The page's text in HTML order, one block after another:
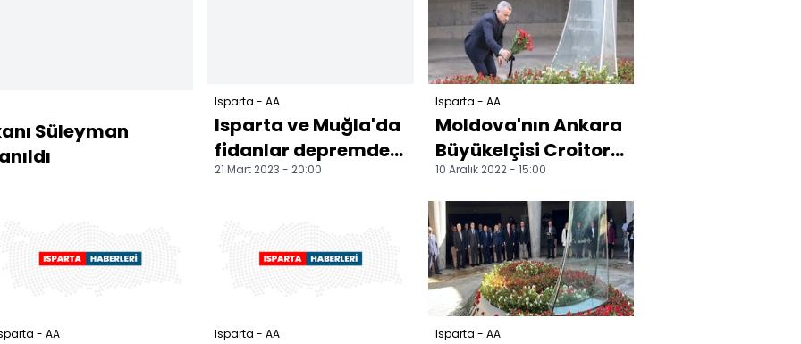
Süleyman
Isparta - AA
Isparta ve Muğla'da
fidanlar depremde
hayatını
21 Mart 2023 - 20:00
Isparta - AA
Moldova'nın Ankara
Büyükelçisi Croitor,
9. Cumhurbaşkanı
Demirel'in kabrini...
10 Aralık 2022 - 15:00
- AA Isparta - AA Isparta - AA